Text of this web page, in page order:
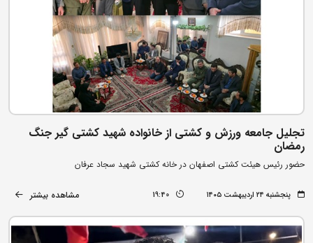
تجلیل جامعه ورزش و کشتی از خانواده شهید کشتی‌ گیر جنگ
رمضان
حضور رئیس هیئت کشتی اصفهان در خانه کشتی شهید سجاد عرفان
پنجشنبه ۲۴ اردیبهشت ۱۴۰۵ 19:40 مشاهده بیشتر